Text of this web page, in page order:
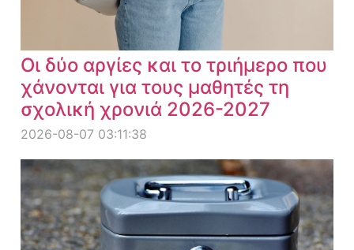
Οι δύο αργίες και το τριήμερο που
χάνονται για τους μαθητές τη
σχολική χρονιά 2026-2027
2026-08-07 03:11:38